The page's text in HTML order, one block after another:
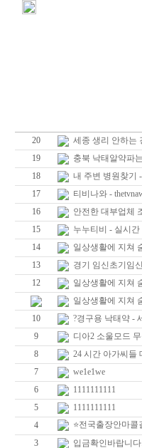
20
세종 생리 안하는
19
충북 낙태알약파
18
내 주변 병원찾기
17
티비나와 -
16
안전한 대부업체
15
누누티비 - 실시간
14
일상생활에 지쳐
13
경기 임신초기임
12
일상생활에 지쳐
일상생활에 지쳐
10
?경구용 낙태약 -
9
디아2 소울모드
8
24 시간 아가씨들
7
we1e1we
6
1111111111
5
1111111111
4
⭐전국출장안마콜
3
입금확인바랍니